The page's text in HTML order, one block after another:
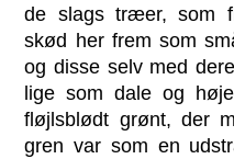
de slags træer, som
skød her frem som
og disse selv med
lige som dale og
fløjlsblødt grønt, der
gren var som en